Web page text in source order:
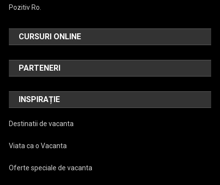
Pozitiv Ro.
CURSURI ONLINE
PARTENERI
INSPIRAȚIE
Destinatii de vacanta
Viata ca o Vacanta
Oferte speciale de vacanta